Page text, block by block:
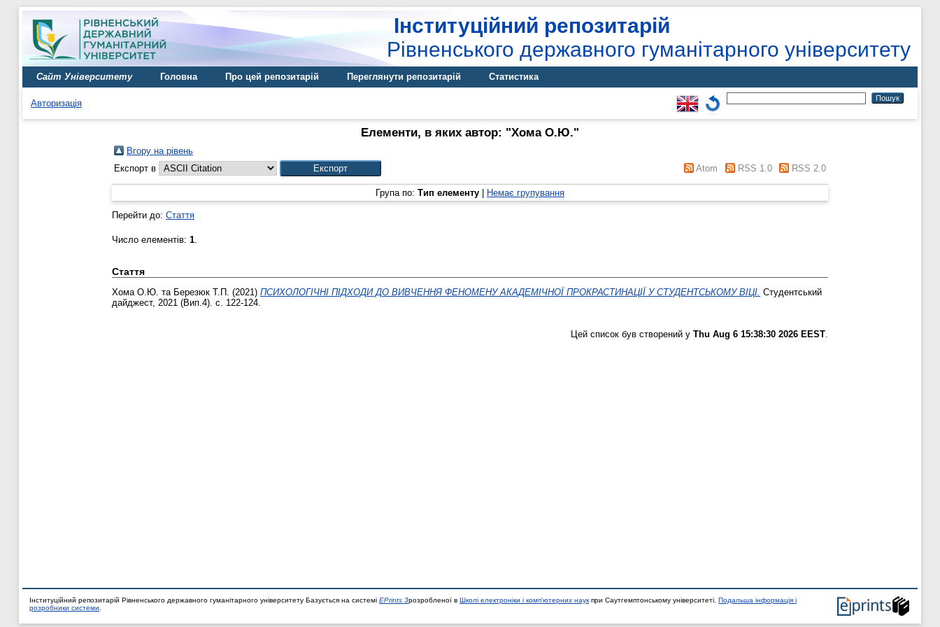
Інституційний репозитарій
Рівненського державного гуманітарного університету
Сайт Університету Головна Про цей репозитарій Переглянути репозитарій Статистика
Авторизація
Елементи, в яких автор: "Хома О.Ю."
Вгору на рівень
Експорт в
Atom RSS 1.0 RSS 2.0
Група по: Тип елементу Немає групування
Перейти до: Стаття
Число елементів: 1.
Стаття
Хома О.Ю. та Березюк Т.П. (2021) ПСИХОЛОГІЧНІ ПІДХОДИ ДО ВИВЧЕННЯ ФЕНОМЕНУ АКАДЕМІЧНОЇ ПРОКРАСТИНАЦІЇ У СТУДЕНТСЬКОМУ ВІЦІ. Студентський
дайджест, 2021 (Вип.4). с. 122-124.
Цей список був створений у Thu Aug 6 15:38:30 2026 EEST
Інституційний репозитарій Рівненського державного гуманітарного університету Базується на системі EPrints 3розробленої в Школі електроніки і комп'ютерних наук при Саутгемптонському університеті. Подальша інформація і
розробники системи